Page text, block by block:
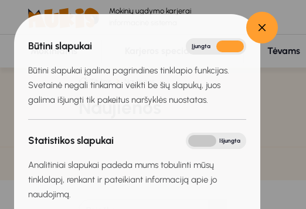
Būtini slapukai Įjungta
Būtini slapukai įgalina pagrindines tinklapio funkcijas.
Svetainė negali tinkamai veikti be šių slapukų, juos
galima išjungti tik pakeitus naršyklės nuostatas.
Statistikos slapukai Išjungta
Analitiniai slapukai padeda mums tobulinti mūsų
tinklalapį, renkant ir pateikiant informaciją apie jo
naudojimą.
Mokinių ugdymo karjerai
Mokiniams Karjeros specialistams Tėvams
Titulinis Naujienos
Naujienos